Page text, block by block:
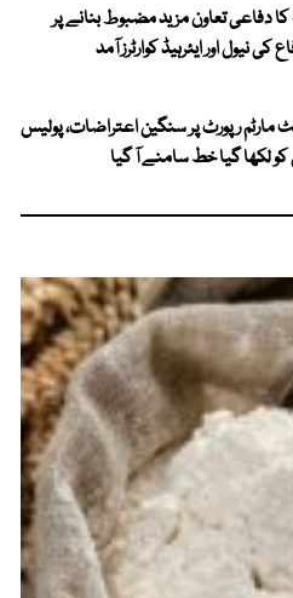
دفاعی تعاون مزید مضبوط بنانے پر
کی نیول اور ایئرہیڈ کوارٹرز آمد
رپورٹ پر سنگین اعتراضات، پولیس
لکھا گیا خط سامنے آ گیا